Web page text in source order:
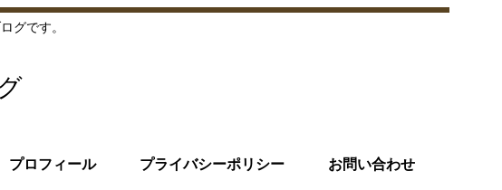
グです。
プロフィール プライバシーポリシー お問い合わせ